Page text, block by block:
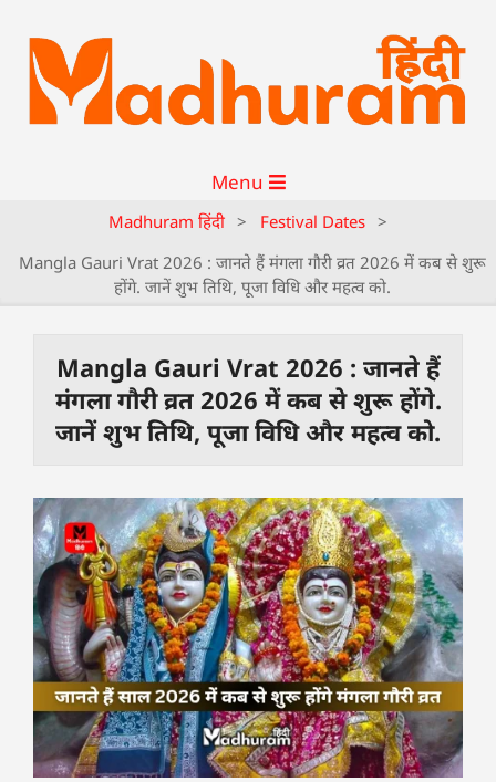
Menu
Madhuram हिंदी > Festival Dates >
Mangla Gauri Vrat 2026 : जानते हैं मंगला गौरी व्रत 2026 में कब से शुरू
होंगे. जानें शुभ तिथि, पूजा विधि और महत्व को.
Mangla Gauri Vrat 2026 : जानते हैं
मंगला गौरी व्रत 2026 में कब से शुरू होंगे.
जानें शुभ तिथि, पूजा विधि और महत्व को.